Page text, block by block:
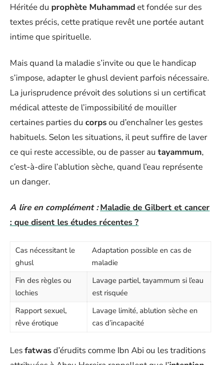
Héritée du prophète Muhammad et fondée sur des
textes précis, cette pratique revêt une portée autant
intime que spirituelle.
Mais quand la maladie s’invite ou que le handicap
s’impose, adapter le ghusl devient parfois nécessaire.
La jurisprudence prévoit des solutions si un certificat
médical atteste de l’impossibilité de mouiller
certaines parties du corpsou d’enchaîner les gestes
habituels. Selon les situations, il peut suffire de laver
ce qui reste accessible, ou de passer au tayammum,
c’est-à-dire l’ablution sèche, quand l’eau représente
un danger.
A lire en complément : Maladie de Gilbert et cancer
: que disent les études récentes ?
Cas nécessitant le
ghusl
Adaptation possible en cas de
maladie
Fin des règles ou
lochies
Lavage partiel, tayammum si l’eau
est risquée
Rapport sexuel,
rêve érotique
Lavage limité, ablution sèche en
cas d’incapacité
Lesfatwasd’érudits comme Ibn Abi ou les traditions